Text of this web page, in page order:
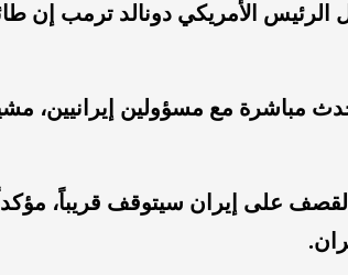
الأمريكي دونالد ترمب إن
مباشرة مع مسؤولين إيرانيين،
على إيران سيتوقف قريباً، مؤكداً